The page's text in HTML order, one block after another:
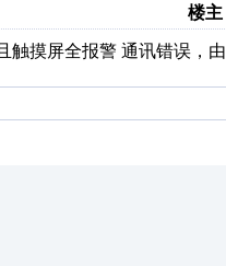
楼主
触摸屏全报警 通讯错误，由